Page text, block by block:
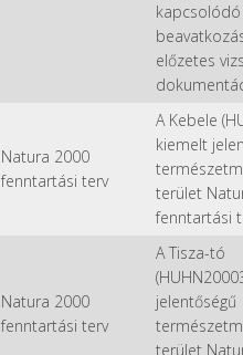
kapcsolódó
előzetes
Natura 2000
fenntartási terv
A Kebele
kiemelt
terület
fenntartási
Natura 2000
fenntartási terv
A Tisza-tó
jelentőségű
terület